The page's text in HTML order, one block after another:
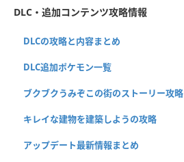
DLC・追加コンテンツ攻略情報
DLCの攻略と内容まとめ
DLC追加ポケモン一覧
ブクブクうみぞこの街のストーリー攻略
キレイな建物を建築しようの攻略
アップデート最新情報まとめ